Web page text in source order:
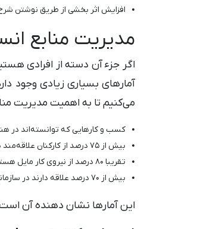
افزایش اثر بخشی از طریق نوشتن
مدیریت منابع
اگر جزء آن دسته از افرادی
آمارهای بسیاری زیادی وجود
می‌کنیم تا به اهمیت مدیریت
کسب و کارهایی که توانسته‌اند در
بیش از 75 درصد از کارکنان علاقه‌مند هستند که به فعالیت سازمانی خود ادامه دهند.
تقریبا 80 درصد از نیروی کار مایل هستند به جای افزایش دستمزد مزایای جدیدی برای آنها در نظر گرفته شود.
بیش از 70 درصد علاقه دارند در سازمانی فعالیت کنند که به حرف آنها گوش داده می‌شود و دغدغه‌های آنها مورد توجه قرار می‌گیرد.
این آمارها نشان دهنده آن